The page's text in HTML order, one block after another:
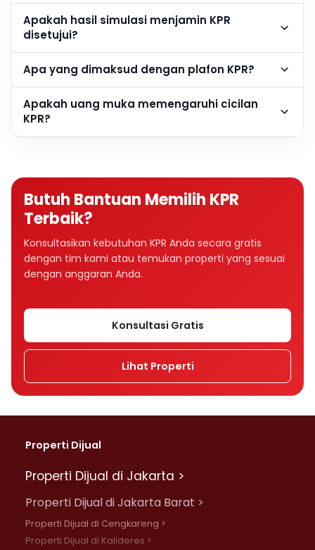
Apakah hasil simulasi menjamin KPR
disetujui?
Apa yang dimaksud dengan plafon KPR?
Apakah uang muka memengaruhi cicilan
KPR?
Apakah semakin besar DP semakin baik?
Bagaimana tenor memengaruhi cicilan KPR?
Tenor KPR 10, 15, atau 20 tahun, mana yang
Apakah suku bunga memengaruhi cicilan
KPR?
Apa perbedaan bunga fixed dan floating
dalam KPR?
Mengapa cicilan KPR bisa naik setelah
Apa perbedaan bunga flat, efektif, dan
anuitas?
Rumah Rp500 juta cicilannya berapa per
bulan?
Butuh Bantuan Memilih KPR
Terbaik?
Konsultasikan kebutuhan KPR Anda secara gratis
dengan tim kami atau temukan properti yang sesuai
dengan anggaran Anda.
Konsultasi Gratis
Lihat Properti
Properti Dijual
Properti Dijual di Jakarta >
Properti Dijual di Jakarta Barat >
Properti Dijual di Cengkareng >
Properti Dijual di Kalideres >